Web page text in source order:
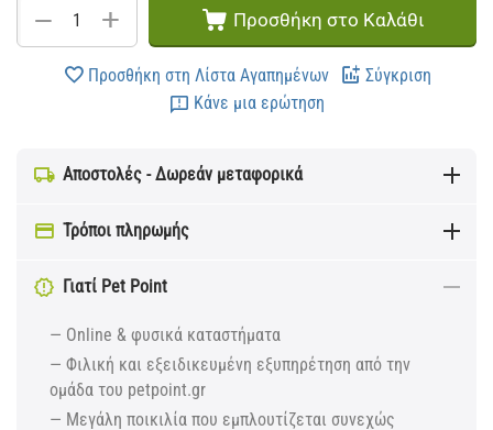
+
− Προσθήκη στο Καλάθι
Προσθήκη στη Λίστα Αγαπημένων
Σύγκριση
Κάνε μια ερώτηση
Αποστολές - Δωρεάν μεταφορικά
Τρόποι πληρωμής
Γιατί Pet Point
— Online & φυσικά καταστήματα
— Φιλική και εξειδικευμένη εξυπηρέτηση από την
ομάδα του petpoint.gr
— Μεγάλη ποικιλία που εμπλουτίζεται συνεχώς